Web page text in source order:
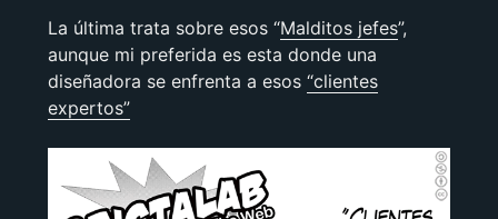
La última trata sobre esos “Malditos jefes”,
aunque mi preferida es esta donde una
diseñadora se enfrenta a esos “clientes
expertos”